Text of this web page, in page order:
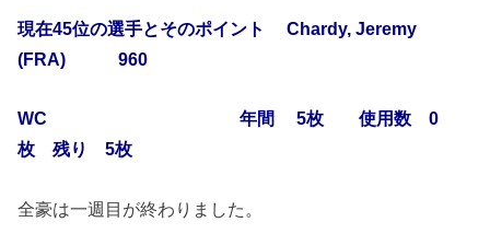
現在45位の選手とそのポイント Chardy, Jeremy
(FRA) 960
WC 年間 5枚 使用数 0
枚 残り 5枚
全豪は一週目が終わりました。